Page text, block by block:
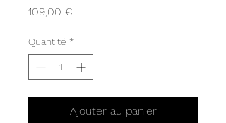
109,00 €
Quantité *
Ajouter au panier